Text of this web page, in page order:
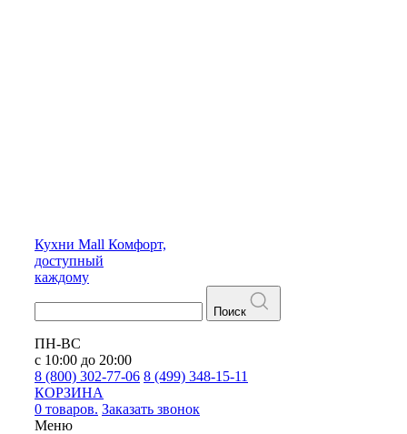
Кухни Mall Комфорт,
доступный
каждому
Поиск
ПН-ВС
с 10:00 до 20:00
8 (800) 302-77-06 8 (499) 348-15-11
КОРЗИНА
0 товаров. Заказать звонок
Меню